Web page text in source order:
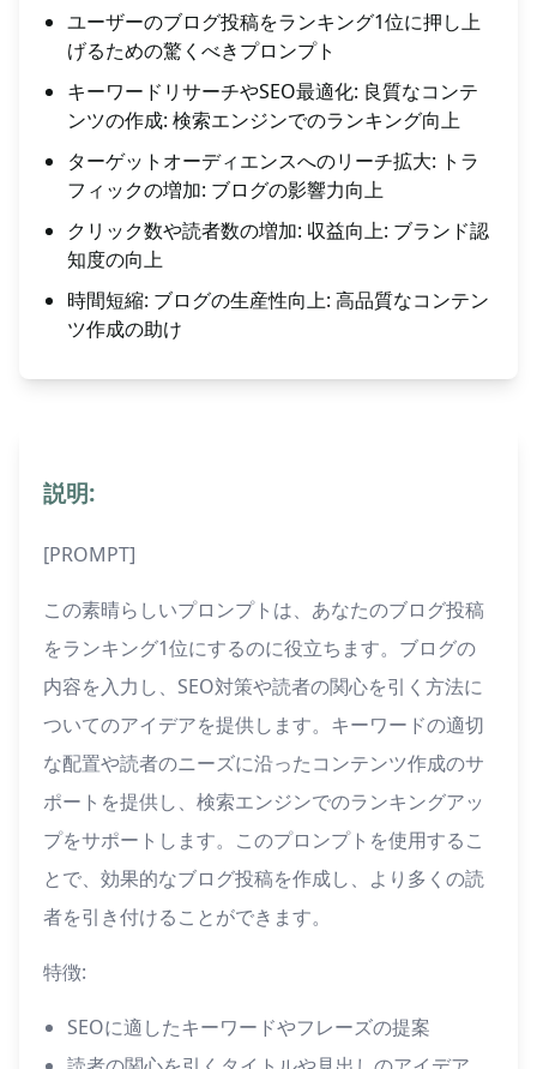
ユーザーのブログ投稿をランキング1位に押し上
げるための驚くべきプロンプト
キーワードリサーチやSEO最適化: 良質なコンテ
ンツの作成: 検索エンジンでのランキング向上
ターゲットオーディエンスへのリーチ拡大: トラ
フィックの増加: ブログの影響力向上
クリック数や読者数の増加: 収益向上: ブランド認
知度の向上
時間短縮: ブログの生産性向上: 高品質なコンテン
ツ作成の助け
説明:
[PROMPT]
この素晴らしいプロンプトは、あなたのブログ投稿
をランキング1位にするのに役立ちます。ブログの
内容を入力し、SEO対策や読者の関心を引く方法に
ついてのアイデアを提供します。キーワードの適切
な配置や読者のニーズに沿ったコンテンツ作成のサ
ポートを提供し、検索エンジンでのランキングアッ
プをサポートします。このプロンプトを使用するこ
とで、効果的なブログ投稿を作成し、より多くの読
者を引き付けることができます。
特徴:
SEOに適したキーワードやフレーズの提案